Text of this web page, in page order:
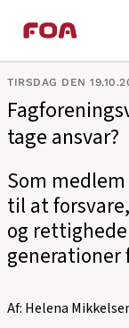
til
hovedindhold
til
hovedmenu
menu
Debatindlæg
TIRSDAG DEN
tage ansvar?
Som
til at
og
generationer
Af: Helena